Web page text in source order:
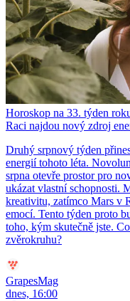
Horoskop na 33. týden
Raci najdou nový zdroj
Druhý srpnový týden
energií tohoto léta.
srpna otevře prostor pro
ukázat vlastní schopnosti.
kreativitu, zatímco Mars v
emocí. Tento týden proto
toho, kým skutečně jste.
zvěrokruhu?
GrapesMag
dnes, 16:00